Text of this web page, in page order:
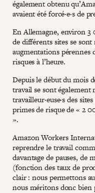
également obtenu
avaient été forcé·e·s de
En Allemagne, environ 3
de différents sites se
augmentations pérennes
risques à l’heure.
Depuis le début du mois
travail se sont également
travailleur·euse·s des
primes de risque de « 2
».
Amazon Workers
reprendre le travail
davantage de pauses, de
(fonction des taux de
clair : nous permettons
nous méritons donc bien